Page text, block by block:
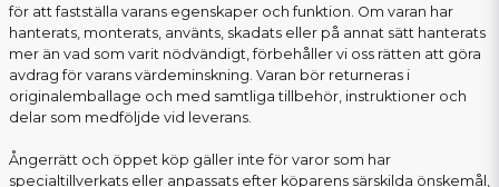
för att fastställa varans egenskaper och funktion. Om varan har
hanterats, monterats, använts, skadats eller på annat sätt hanterats
mer än vad som varit nödvändigt, förbehåller vi oss rätten att göra
avdrag för varans värdeminskning. Varan bör returneras i
originalemballage och med samtliga tillbehör, instruktioner och
delar som medföljde vid leverans.
Ångerrätt och öppet köp gäller inte för varor som har
specialtillverkats eller anpassats efter köparens särskilda önskemål,